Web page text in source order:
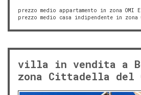
prezzo medio appartamento in zona OMI
prezzo medio casa indipendente in zona
villa in vendita a
zona Cittadella del